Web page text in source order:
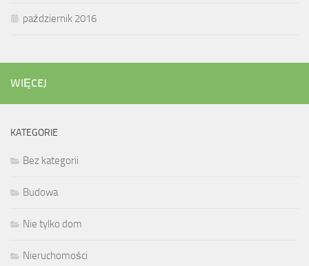
październik 2016
WIĘCEJ
KATEGORIE
Bez kategorii
Budowa
Nie tylko dom
Nieruchomości